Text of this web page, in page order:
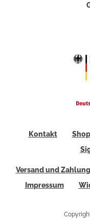
Kontakt
Versand und Zahlung
Impressum